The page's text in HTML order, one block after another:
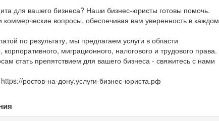
для вашего бизнеса? Наши бизнес-юристы готовы помочь.
вопросы, обеспечивая вам уверенность в каждом
по результату, мы предлагаем услуги в области
корпоративного, миграционного, налогового и трудового права.
стать препятствием для вашего бизнеса - свяжитесь с нами
ростов-на-дону.услуги-бизнес-юриста.рф